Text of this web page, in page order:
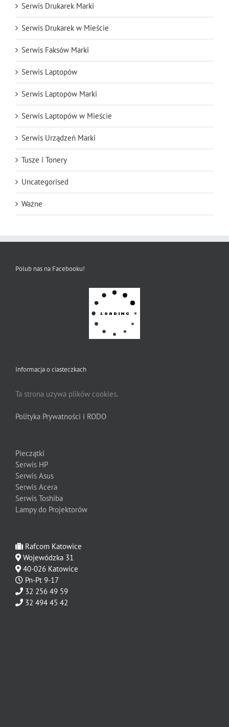
Serwis Drukarek Marki
Serwis Drukarek w Mieście
Serwis Faksów Marki
Serwis Laptopów
Serwis Laptopów Marki
Serwis Laptopów w Mieście
Serwis Urządzeń Marki
Tusze i Tonery
Uncategorised
Ważne
Polub nas na Facebooku!
Informacja o ciasteczkach
Ta strona używa plików cookies.
Polityka Prywatności i RODO
Pieczątki
Serwis HP
Serwis Asus
Serwis Acera
Serwis Toshiba
Lampy do Projektorów
Rafcom Katowice
Wojewódzka 31
40-026 Katowice
Pn-Pt 9-17
32 256 49 59
32 494 45 42